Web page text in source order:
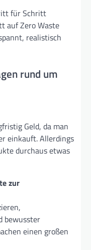
für Schritt
auf Zero Waste
realistisch
rund um
Geld, da man
einkauft. Allerdings
durchaus etwas
zur
bewusster
einen großen